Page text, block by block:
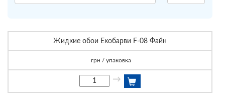
Жидкие обои Екобарви F-08 Файн
грн / упаковка
→